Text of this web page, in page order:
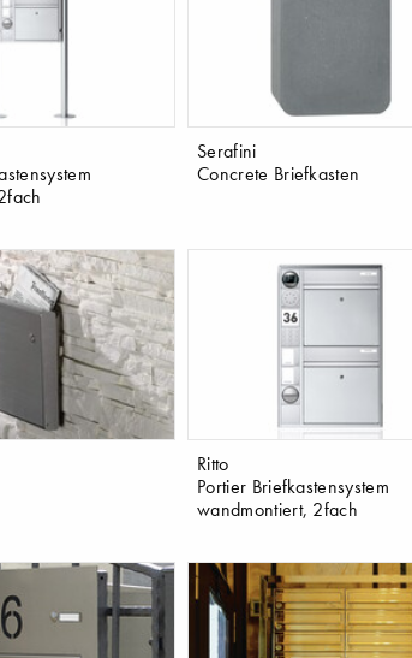
Serafini
Concrete Briefkasten
Ritto
Portier Briefkastensystem
wandmontiert, 2fach